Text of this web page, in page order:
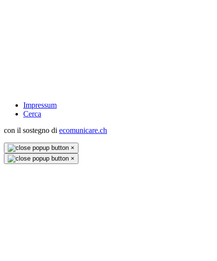
Impressum
Cerca
con il sostegno di ecomunicare.ch
×
×